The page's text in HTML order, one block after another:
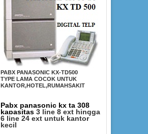
PABX PANASONIC KX-TD500
TYPE LAMA COCOK UNTUK
KANTOR,HOTEL,RUMAHSAKIT
Pabx panasonic kx ta 308
kapasitas 3 line 8 ext hingga
6 line 24 ext untuk kantor
kecil